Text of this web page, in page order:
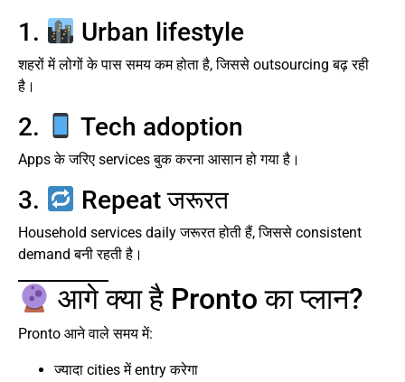
1. Urban lifestyle
शहरों में लोगों के पास समय कम होता है, जिससे outsourcing बढ़ रही
है।
2. Tech adoption
Apps के जरिए services बुक करना आसान हो गया है।
3. Repeat जरूरत
Household services daily जरूरत होती हैं, जिससे consistent
demand बनी रहती है।
आगे क्या है Pronto का प्लान?
Pronto आने वाले समय में:
ज्यादा cities में entry करेगा